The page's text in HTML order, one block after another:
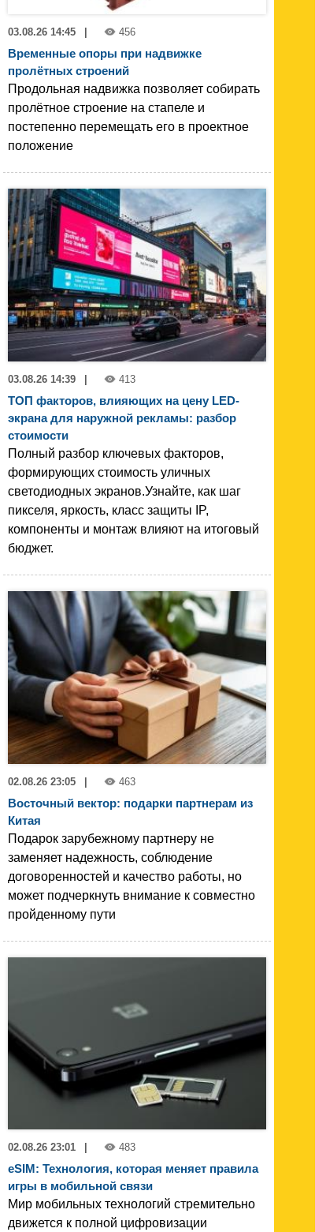
03.08.26 14:45 456
Временные опоры при надвижке
пролётных строений
Продольная надвижка позволяет собирать
пролётное строение на стапеле и
постепенно перемещать его в проектное
положение
03.08.26 14:39 413
ТОП факторов, влияющих на цену LED-
экрана для наружной рекламы: разбор
стоимости
Полный разбор ключевых факторов,
формирующих стоимость уличных
светодиодных экранов.Узнайте, как шаг
пикселя, яркость, класс защиты IP,
компоненты и монтаж влияют на итоговый
бюджет.
02.08.26 23:05 463
Восточный вектор: подарки партнерам из
Китая
Подарок зарубежному партнеру не
заменяет надежность, соблюдение
договоренностей и качество работы, но
может подчеркнуть внимание к совместно
пройденному пути
02.08.26 23:01 483
eSIM: Технология, которая меняет правила
игры в мобильной связи
Мир мобильных технологий стремительно
движется к полной цифровизации